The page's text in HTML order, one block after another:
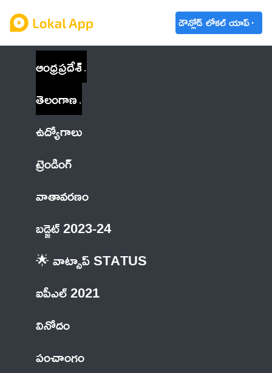
డౌన్లోడ్ లోకల్ యాప్
ఆంధ్రప్రదేశ్
తెలంగాణ
ఉద్యోగాలు
ట్రెండింగ్
వాతావరణం
బడ్జెట్ 2023-24
🌟 వాట్సాప్ STATUS
ఐపీఎల్ 2021
వినోదం
పంచాంగం